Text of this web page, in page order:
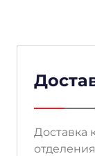
Доставка